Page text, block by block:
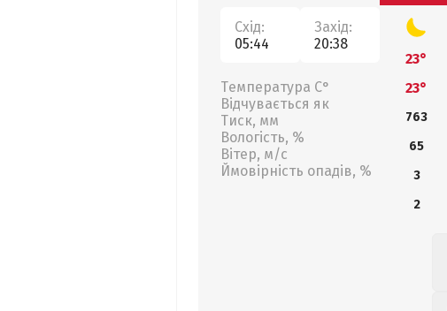
Схід:
05:44
Захід:
20:38
Температура С°
Відчувається як
Тиск, мм
Вологість, %
Вітер, м/с
Ймовірність опадів, %
23°
23°
763
65
3
2